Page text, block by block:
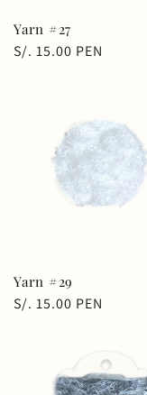
Yarn #27
Precio
S/. 15.00 PEN
Yarn #29
Precio
S/. 15.00 PEN